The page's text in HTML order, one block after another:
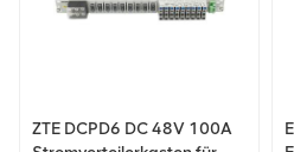
ZTE DCPD6 DC 48V 100A